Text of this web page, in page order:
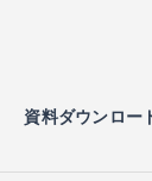
資料ダウンロー